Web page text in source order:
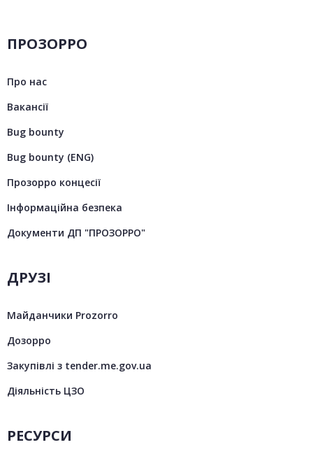
ПРОЗОРРО
Про нас
Вакансії
Bug bounty
Bug bounty (ENG)
Прозорро концесії
Інформаційна безпека
Документи ДП "ПРОЗОРРО"
ДРУЗІ
Майданчики Prozorro
Дозорро
Закупівлі з tender.me.gov.ua
Діяльність ЦЗО
РЕСУРСИ